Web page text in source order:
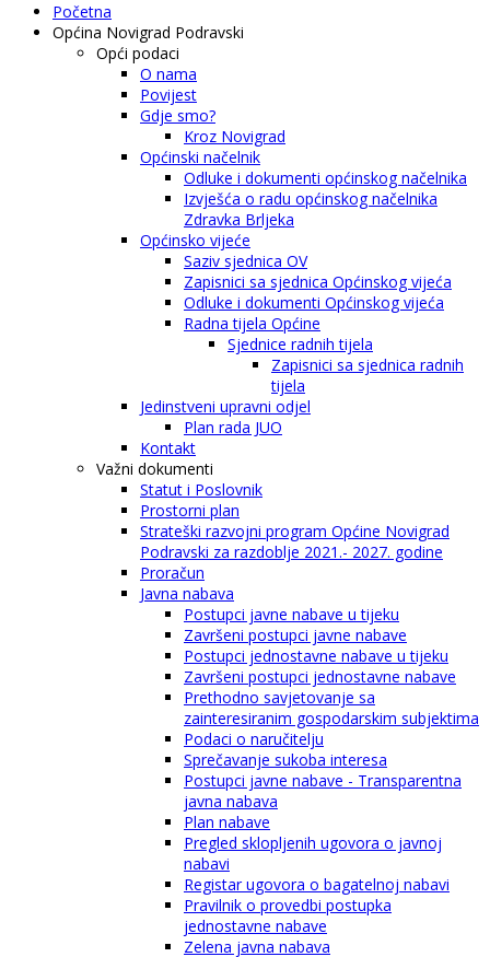
Početna
Općina Novigrad Podravski
Opći podaci
O nama
Povijest
Gdje smo?
Kroz Novigrad
Općinski načelnik
Odluke i dokumenti općinskog načelnika
Izvješća o radu općinskog načelnika
Zdravka Brljeka
Općinsko vijeće
Saziv sjednica OV
Zapisnici sa sjednica Općinskog vijeća
Odluke i dokumenti Općinskog vijeća
Radna tijela Općine
Sjednice radnih tijela
Zapisnici sa sjednica radnih
tijela
Jedinstveni upravni odjel
Plan rada JUO
Kontakt
Važni dokumenti
Statut i Poslovnik
Prostorni plan
Strateški razvojni program Općine Novigrad
Podravski za razdoblje 2021.- 2027. godine
Proračun
Javna nabava
Postupci javne nabave u tijeku
Završeni postupci javne nabave
Postupci jednostavne nabave u tijeku
Završeni postupci jednostavne nabave
Prethodno savjetovanje sa
zainteresiranim gospodarskim subjektima
Podaci o naručitelju
Sprečavanje sukoba interesa
Postupci javne nabave - Transparentna
javna nabava
Plan nabave
Pregled sklopljenih ugovora o javnoj
nabavi
Registar ugovora o bagatelnoj nabavi
Pravilnik o provedbi postupka
jednostavne nabave
Zelena javna nabava